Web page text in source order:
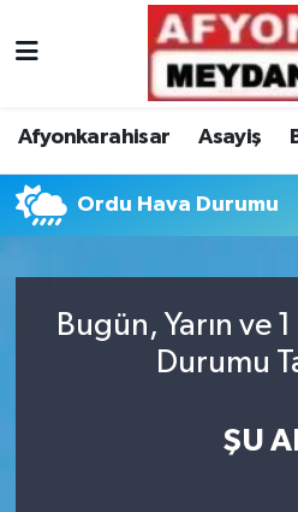
Afyonkarahisar Asayiş
Ordu Hava Durumu
Bugün, Yarın ve
Durumu
ŞU
Nöbetçi Eczaneler
Trafik Durumu
Süper Lig Puan Durumu
Tüm Manşetler